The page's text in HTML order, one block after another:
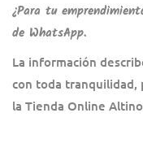
¿Para tu
de WhatsApp.
La información
con toda tranquilidad,
la Tienda Online